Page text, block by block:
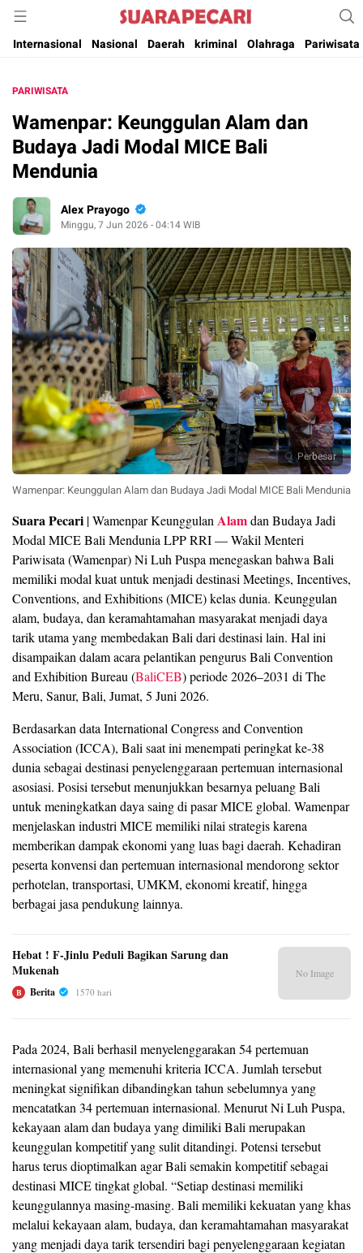
Suara Pecari
Suara Pencerahan Anak Negeri ( Berita Aktual & Terpercaya )
Internasional
Nasional Daerah kriminal Olahraga Pariwisata
PARIWISATA
Wamenpar: Keunggulan Alam dan
Budaya Jadi Modal MICE Bali
Mendunia
Alex Prayogo
Minggu, 7 Jun 2026 - 04:14 WIB
Perbesar
Wamenpar: Keunggulan Alam dan Budaya Jadi Modal MICE Bali Mendunia
Suara Pecari | Wamenpar Keunggulan Alamdan Budaya Jadi
Modal MICE Bali Mendunia LPP RRI — Wakil Menteri
Pariwisata (Wamenpar) Ni Luh Puspa menegaskan bahwa Bali
memiliki modal kuat untuk menjadi destinasi Meetings, Incentives,
Conventions, and Exhibitions (MICE) kelas dunia. Keunggulan
alam, budaya, dan keramahtamahan masyarakat menjadi daya
tarik utama yang membedakan Bali dari destinasi lain. Hal ini
disampaikan dalam acara pelantikan pengurus Bali Convention
and Exhibition Bureau (BaliCEB) periode 2026–2031 di The
Meru, Sanur, Bali, Jumat, 5 Juni 2026.
Berdasarkan data International Congress and Convention
Association (ICCA), Bali saat ini menempati peringkat ke-38
dunia sebagai destinasi penyelenggaraan pertemuan internasional
asosiasi. Posisi tersebut menunjukkan besarnya peluang Bali
untuk meningkatkan daya saing di pasar MICE global. Wamenpar
menjelaskan industri MICE memiliki nilai strategis karena
memberikan dampak ekonomi yang luas bagi daerah. Kehadiran
peserta konvensi dan pertemuan internasional mendorong sektor
perhotelan, transportasi, UMKM, ekonomi kreatif, hingga
berbagai jasa pendukung lainnya.
Hebat ! F-Jinlu Peduli Bagikan Sarung dan
Mukenah
B Berita 1570 hari
No Image
Pada 2024, Bali berhasil menyelenggarakan 54 pertemuan
internasional yang memenuhi kriteria ICCA. Jumlah tersebut
meningkat signifikan dibandingkan tahun sebelumnya yang
mencatatkan 34 pertemuan internasional. Menurut Ni Luh Puspa,
kekayaan alam dan budaya yang dimiliki Bali merupakan
keunggulan kompetitif yang sulit ditandingi. Potensi tersebut
harus terus dioptimalkan agar Bali semakin kompetitif sebagai
destinasi MICE tingkat global. “Setiap destinasi memiliki
keunggulannya masing-masing. Bali memiliki kekuatan yang khas
melalui kekayaan alam, budaya, dan keramahtamahan masyarakat
yang menjadi daya tarik tersendiri bagi penyelenggaraan kegiatan